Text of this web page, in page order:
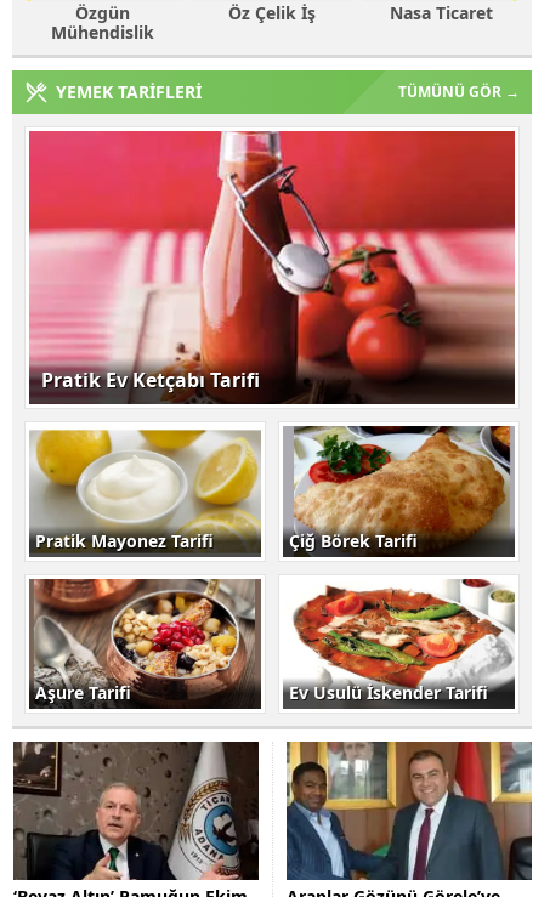
Öz Çelik İş Nasa Ticaret
Haleplioğlu
YEMEK TARİFLERİ TÜMÜNÜ GÖR →
Pratik Ev Ketçabı Tarifi
Pratik Mayonez Tarifi Çiğ Börek Tarifi
Aşure Tarifi Ev Usulü İskender Tarifi